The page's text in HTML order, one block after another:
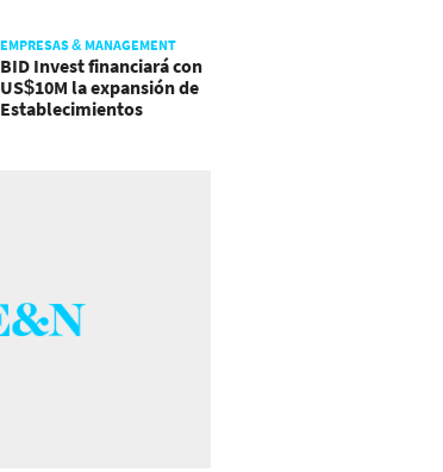
EMPRESAS & MANAGEMENT
BID Invest financiará con
US$10M la expansión de
Establecimientos